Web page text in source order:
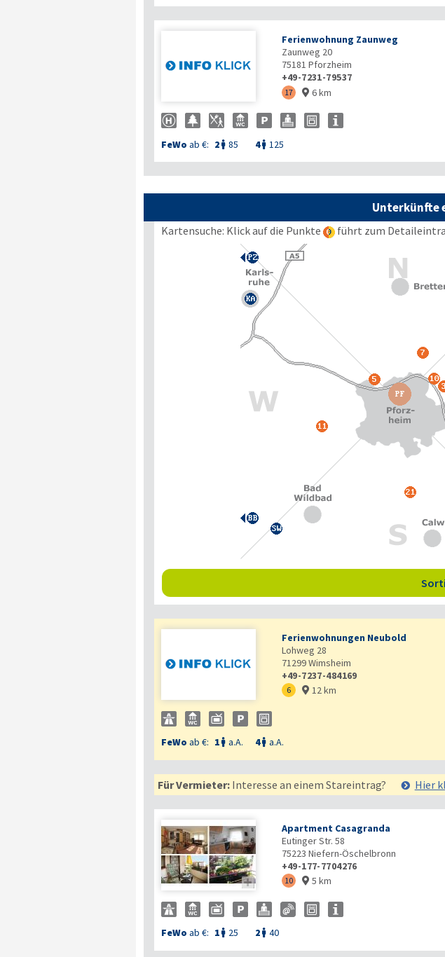
Ferienwohnung Zaunweg
Zaunweg 20
75181 Pforzheim
+49-7231-79537
17  6 km
FeWo ab €: 2  85 4 125
Unterkünfte
Kartensuche: Klick auf die Punkte führt zum
Ferienwohnungen Neubold
Lohweg 28
71299Wimsheim
+49-7237-484169
6  12 km
FeWo ab €: 1  a.A. 4 a.A.
Für Vermieter:Interesse an einem Stareintrag? Hier

Apartment Casagranda
Eutinger Str. 58
75223 Niefern-Öschelbronn
+49-177-7704276
10  5 km
FeWo ab €: 1  25 2  40